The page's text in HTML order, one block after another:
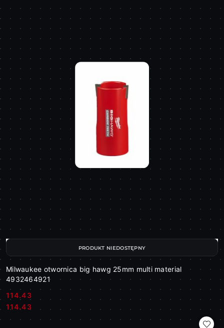
Milwaukee otwornica big hawg 25mm multi material
4932464921
Cena:
114.43
Cena:
114.43
PRODUKT NIEDOSTĘPNY